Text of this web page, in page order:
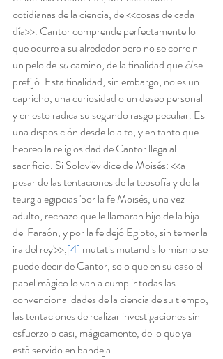
cotidianas de la ciencia, de <<cosas de cada
día>>. Cantor comprende perfectamente lo
que ocurre a su alrededor pero no se corre ni
un pelo de su camino, de la finalidad que él se
prefijó. Esta finalidad, sin embargo, no es un
capricho, una curiosidad o un deseo personal
y en esto radica su segundo rasgo peculiar. Es
una disposición desde lo alto, y en tanto que
hebreo la religiosidad de Cantor llega al
sacrificio. Si Solov'ëv dice de Moisés: <<a
pesar de las tentaciones de la teosofía y de la
teurgia egipcias 'por la fe Moisés, una vez
adulto, rechazo que le llamaran hijo de la hija
del Faraón, y por la fe dejó Egipto, sin temer la
ira del rey'>>,[4] mutatis mutandis lo mismo se
puede decir de Cantor, solo que en su caso el
papel mágico lo van a cumplir todas las
convencionalidades de la ciencia de su tiempo,
las tentaciones de realizar investigaciones sin
esfuerzo o casi, mágicamente, de lo que ya
está servido en bandeja